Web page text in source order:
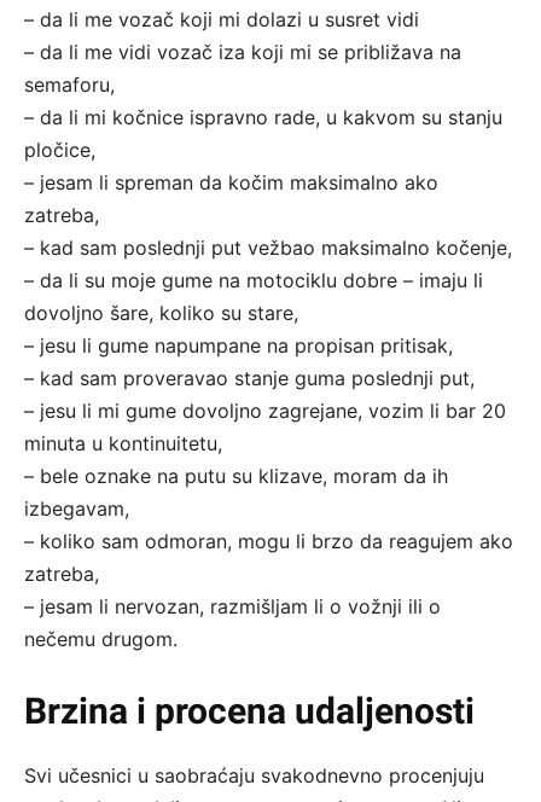
– da li me vozač koji mi dolazi u susret vidi
– da li me vidi vozač iza koji mi se približava na
semaforu,
– da li mi kočnice ispravno rade, u kakvom su stanju
pločice,
– jesam li spreman da kočim maksimalno ako
zatreba,
– kad sam poslednji put vežbao maksimalno kočenje,
– da li su moje gume na motociklu dobre – imaju li
dovoljno šare, koliko su stare,
– jesu li gume napumpane na propisan pritisak,
– kad sam proveravao stanje guma poslednji put,
– jesu li mi gume dovoljno zagrejane, vozim li bar 20
minuta u kontinuitetu,
– bele oznake na putu su klizave, moram da ih
izbegavam,
– koliko sam odmoran, mogu li brzo da reagujem ako
zatreba,
– jesam li nervozan, razmišljam li o vožnji ili o
nečemu drugom.
Brzina i procena udaljenosti
Svi učesnici u saobraćaju svakodnevno procenjuju